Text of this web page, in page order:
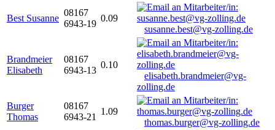
Best Susanne
08167
6943-19
0.09
susanne.best@vg-zolling.de
Brandmeier
Elisabeth
08167
6943-13
0.10
elisabeth.brandmeier@vg-
zolling.de
Burger
Thomas
08167
6943-21
1.09
thomas.burger@vg-zolling.de